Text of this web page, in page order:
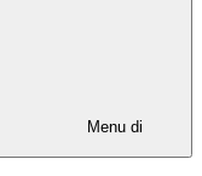
Menu di